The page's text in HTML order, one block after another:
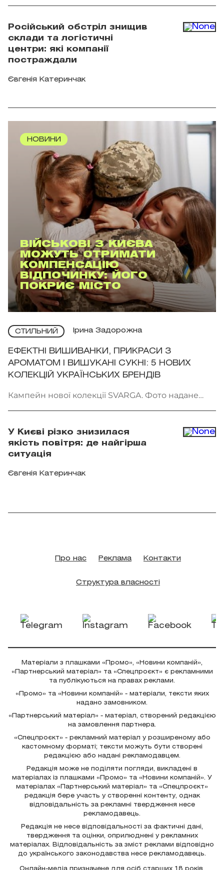
Російський обстріл знищив
склади та логістичні
центри: які компанії
постраждали
Євгенія Катеринчак
НОВИНИ
ВІЙСЬКОВІ З КИЄВА
МОЖУТЬ ОТРИМАТИ
КОМПЕНСАЦІЮ
ВІДПОЧИНКУ: ЙОГО
ПОКРИЄ МІСТО
СТИЛЬНИЙ Ірина Задорожна
ЕФЕКТНІ ВИШИВАНКИ, ПРИКРАСИ З
АРОМАТОМ І ВИШУКАНІ СУКНІ: 5 НОВИХ
КОЛЕКЦІЙ УКРАЇНСЬКИХ БРЕНДІВ
Кампейн нової колекції SVARGA. Фото надане
У Києві різко знизилася
якість повітря: де найгірша
ситуація
Євгенія Катеринчак
Про нас Реклама Контакти
Структура власності
Матеріали з плашками «Промо», «Новини компаній»,
«Партнерський матеріал» та «Спецпроєкт» є рекламними
та публікуються на правах реклами.
«Промо» та «Новини компаній» - матеріали, тексти яких
надано замовником.
«Партнерський матеріал» - матеріал, створений редакцією
на замовлення партнера.
«Спецпроєкт» - рекламний матеріал у розширеному або
кастомному форматі; тексти можуть бути створені
редакцією або надані рекламодавцем.
Редакція може не поділяти погляди, викладені в
матеріалах із плашками «Промо» та «Новини компаній». У
матеріалах «Партнерський матеріал» та «Спецпроєкт»
редакція бере участь у створенні контенту, однак
відповідальність за рекламні твердження несе
рекламодавець.
Редакція не несе відповідальності за фактичні дані,
твердження та оцінки, оприлюднені у рекламних
матеріалах. Відповідальність за зміст реклами відповідно
до українського законодавства несе рекламодавець.
Онлайн-медіа призначене для осіб старших 18 років.